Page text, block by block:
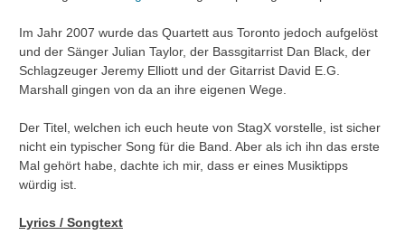
Im Jahr 2007 wurde das Quartett aus Toronto jedoch aufgelöst
und der Sänger Julian Taylor, der Bassgitarrist Dan Black, der
Schlagzeuger Jeremy Elliott und der Gitarrist David E.G.
Marshall gingen von da an ihre eigenen Wege.
Der Titel, welchen ich euch heute von StagX vorstelle, ist sicher
nicht ein typischer Song für die Band. Aber als ich ihn das erste
Mal gehört habe, dachte ich mir, dass er eines Musiktipps
würdig ist.
Lyrics / Songtext